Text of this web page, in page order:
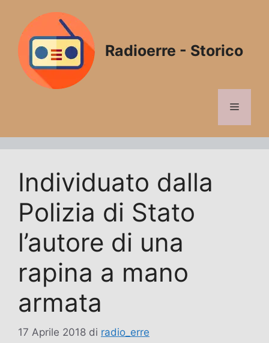
contenuto
Radioerre - Storico
Menu
Individuato dalla
Polizia di Stato
l’autore di una
rapina a mano
armata
17 Aprile 2018 di radio_erre